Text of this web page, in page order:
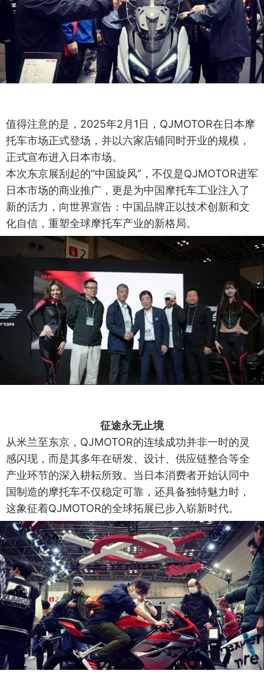
值得注意的是，2025年2月1日，QJMOTOR在日本摩
托车市场正式登场，并以六家店铺同时开业的规模，
正式宣布进入日本市场。
本次东京展刮起的“中国旋风”，不仅是QJMOTOR进军
日本市场的商业推广，更是为中国摩托车工业注入了
新的活力，向世界宣告：中国品牌正以技术创新和文
化自信，重塑全球摩托车产业的新格局。
征途永无止境
从米兰至东京，QJMOTOR的连续成功并非一时的灵
感闪现，而是其多年在研发、设计、供应链整合等全
产业环节的深入耕耘所致。当日本消费者开始认同中
国制造的摩托车不仅稳定可靠，还具备独特魅力时，
这象征着QJMOTOR的全球拓展已步入崭新时代。